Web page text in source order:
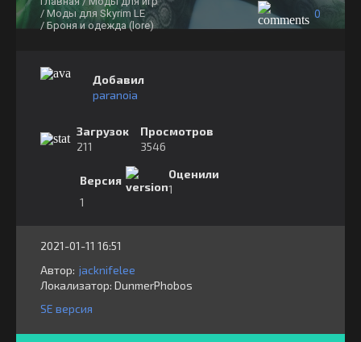
/ Моды для Skyrim LE
/ Броня и одежда (lore)
0
Добавил
paranoia
Загрузок
211
Просмотров
3546
Версия
1
Оценили
1
2021-01-11 16:51
Автор: jacknifelee
Локализатор: ⁣⁣⁣DunmerPhobos
SE версия